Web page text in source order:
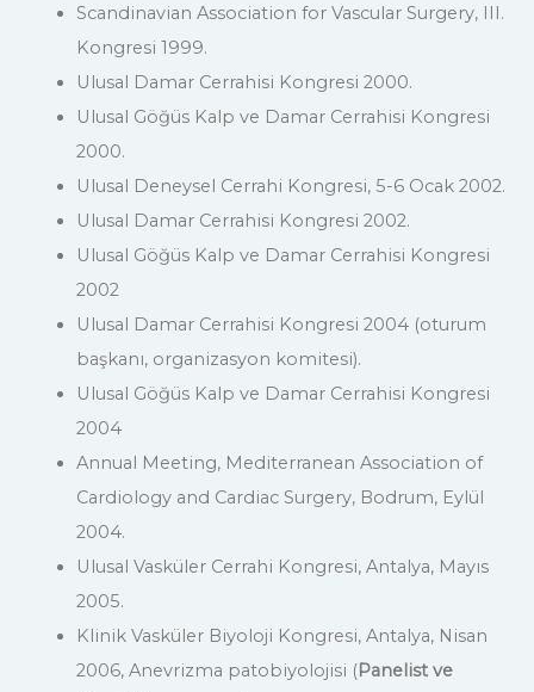
Scandinavian Association for Vascular Surgery, III.
Kongresi 1999.
Ulusal Damar Cerrahisi Kongresi 2000.
Ulusal Göğüs Kalp ve Damar Cerrahisi Kongresi
2000.
Ulusal Deneysel Cerrahi Kongresi, 5-6 Ocak 2002.
Ulusal Damar Cerrahisi Kongresi 2002.
Ulusal Göğüs Kalp ve Damar Cerrahisi Kongresi
2002
Ulusal Damar Cerrahisi Kongresi 2004 (oturum
başkanı, organizasyon komitesi).
Ulusal Göğüs Kalp ve Damar Cerrahisi Kongresi
2004
Annual Meeting, Mediterranean Association of
Cardiology and Cardiac Surgery, Bodrum, Eylül
2004.
Ulusal Vasküler Cerrahi Kongresi, Antalya, Mayıs
2005.
Klinik Vasküler Biyoloji Kongresi, Antalya, Nisan
2006, Anevrizma patobiyolojisi (Panelist ve